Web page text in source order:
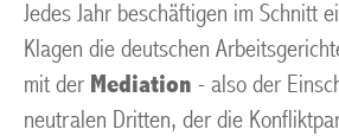
Jedes Jahr beschäftigen im Schnitt
Klagen die deutschen
mit der Mediation - also der
neutralen Dritten, der die